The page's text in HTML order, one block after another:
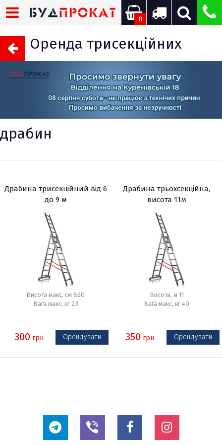
0
Оренда трисекційних
драбин
Драбина трисекційний від 6
до 9 м
Висота макс, см 850
Вага макс, кг 23
300 грн Орендувати
Драбина трьохсекційна,
висота 11м
Висота, м 11
Вага макс, кг 40
350 грн Орендувати